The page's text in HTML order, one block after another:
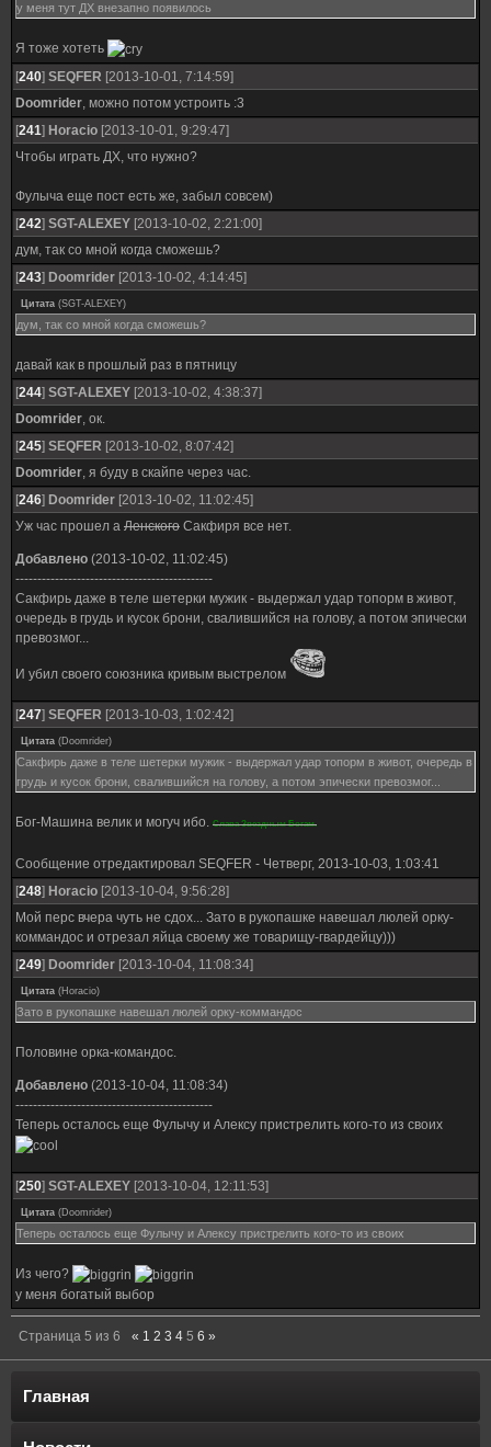
у меня тут ДХ внезапно появилось
Я тоже хотеть
[240] SEQFER [2013-10-01, 7:14:59]
Doomrider, можно потом устроить :3
[241] Horacio [2013-10-01, 9:29:47]
Чтобы играть ДХ, что нужно?
Фулыча еще пост есть же, забыл совсем)
[242] SGT-ALEXEY [2013-10-02, 2:21:00]
дум, так со мной когда сможешь?
[243] Doomrider [2013-10-02, 4:14:45]
Цитата (SGT-ALEXEY)
дум, так со мной когда сможешь?
давай как в прошлый раз в пятницу
[244] SGT-ALEXEY [2013-10-02, 4:38:37]
Doomrider, ок.
[245] SEQFER [2013-10-02, 8:07:42]
Doomrider, я буду в скайпе через час.
[246] Doomrider [2013-10-02, 11:02:45]
Уж час прошел а Ленского Сакфиря все нет.
Добавлено (2013-10-02, 11:02:45)
---------------------------------------------
Сакфирь даже в теле шетерки мужик - выдержал удар топорм в живот,
очередь в грудь и кусок брони, свалившийся на голову, а потом эпически
превозмог...
И убил своего союзника кривым выстрелом
[247] SEQFER [2013-10-03, 1:02:42]
Цитата (Doomrider)
Сакфирь даже в теле шетерки мужик - выдержал удар топорм в живот, очередь в
грудь и кусок брони, свалившийся на голову, а потом эпически превозмог...
Бог-Машина велик и могуч ибо. Слава Звездным Богам.
Сообщение отредактировал SEQFER - Четверг, 2013-10-03, 1:03:41
[248] Horacio [2013-10-04, 9:56:28]
Мой перс вчера чуть не сдох... Зато в рукопашке навешал люлей орку-
коммандос и отрезал яйца своему же товарищу-гвардейцу)))
[249] Doomrider [2013-10-04, 11:08:34]
Цитата (Horacio)
Зато в рукопашке навешал люлей орку-коммандос
Половине орка-командос.
Добавлено (2013-10-04, 11:08:34)
---------------------------------------------
Теперь осталось еще Фулычу и Алексу пристрелить кого-то из своих
[250] SGT-ALEXEY [2013-10-04, 12:11:53]
Цитата (Doomrider)
Теперь осталось еще Фулычу и Алексу пристрелить кого-то из своих
Из чего?
у меня богатый выбор
Страница 5 из 6 « 1 2 3 4 5 6 »
Главная